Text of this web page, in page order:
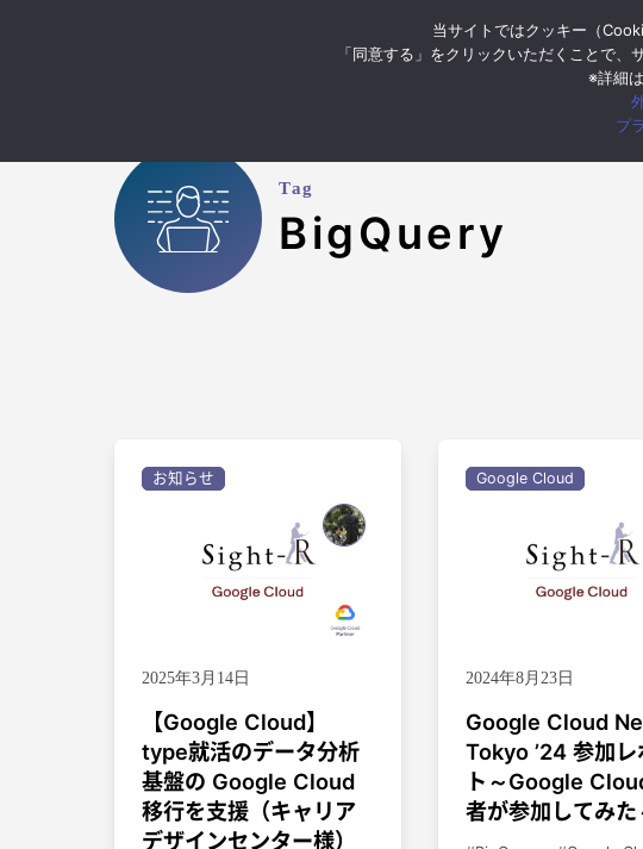
お知らせ イベント・セミナー
Tag
BigQuery
お知らせ
2025年3月14日
【Google Cloud】
type就活のデータ分析
基盤の Google Cloud
移行を支援（キャリア
デザインセンター様）
Google Cloud
2024年8月23日
Google Cloud
Tokyo ’24 参加レ
ト～Google
者が参加してみた
当サイトではクッキー（
「同意する」をクリックいただくことで、
※詳細
プ